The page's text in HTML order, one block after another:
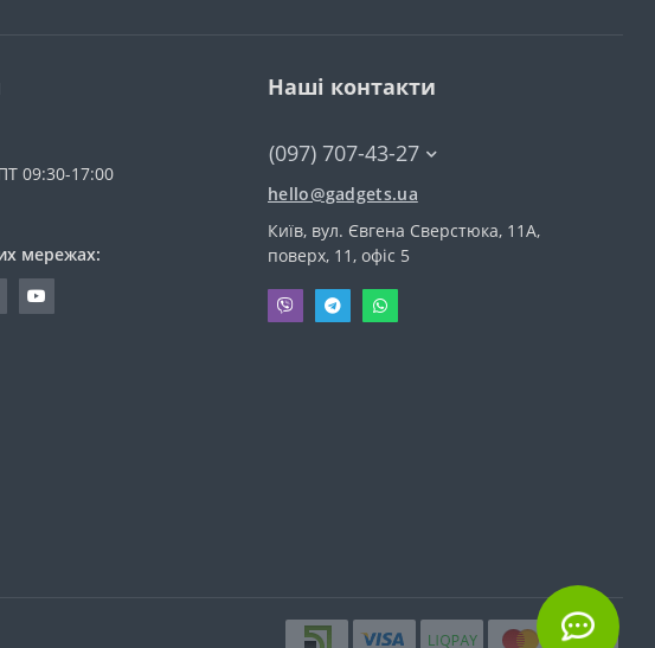
09:30-17:00
мережах:
Наші контакти
(097) 707-43-27
hello@gadgets.ua
Київ, вул. Євгена Сверстюка, 11А,
поверх, 11, офіс 5